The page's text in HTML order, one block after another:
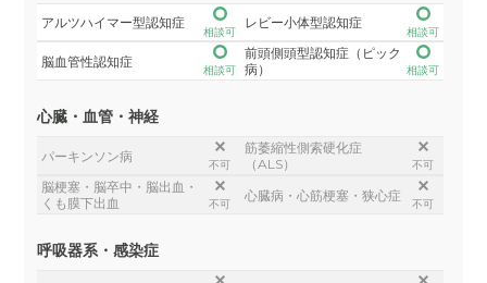
アルツハイマー型認知症
相談可
レビー小体型認知症
相談可
脳血管性認知症
相談可
前頭側頭型認知症（ピック
病）
相談可
心臓・血管・神経
パーキンソン病
不可
筋萎縮性側索硬化症
（ALS）
不可
脳梗塞・脳卒中・脳出血・
くも膜下出血
不可
心臓病・心筋梗塞・狭心症
不可
呼吸器系・感染症